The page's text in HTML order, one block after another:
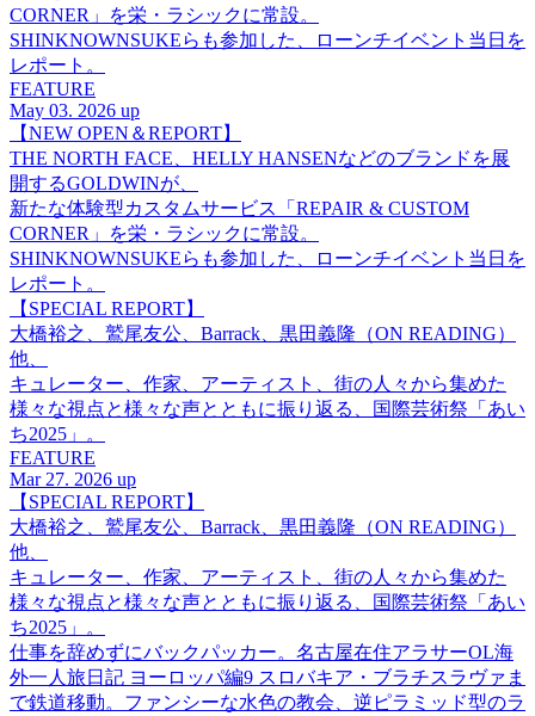
CORNER」を栄・ラシックに常設。
SHINKNOWNSUKEらも参加した、ローンチイベント当日を
レポート。
FEATURE
May 03. 2026 up
【NEW OPEN＆REPORT】
THE NORTH FACE、HELLY HANSENなどのブランドを展
開するGOLDWINが、
新たな体験型カスタムサービス「REPAIR & CUSTOM
CORNER」を栄・ラシックに常設。
SHINKNOWNSUKEらも参加した、ローンチイベント当日を
レポート。
【SPECIAL REPORT】
大橋裕之、鷲尾友公、Barrack、黒田義隆（ON READING）
他、
キュレーター、作家、アーティスト、街の人々から集めた
様々な視点と様々な声とともに振り返る、国際芸術祭「あい
ち2025」。
FEATURE
Mar 27. 2026 up
【SPECIAL REPORT】
大橋裕之、鷲尾友公、Barrack、黒田義隆（ON READING）
他、
キュレーター、作家、アーティスト、街の人々から集めた
様々な視点と様々な声とともに振り返る、国際芸術祭「あい
ち2025」。
仕事を辞めずにバックパッカー。名古屋在住アラサーOL海
外一人旅日記 ヨーロッパ編9 スロバキア・ブラチスラヴァま
で鉄道移動。ファンシーな水色の教会、逆ピラミッド型のラ